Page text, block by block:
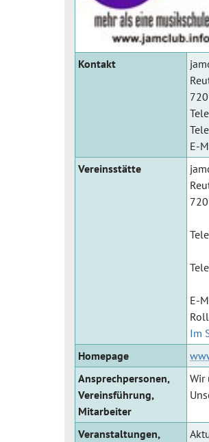
Kontakt
E-
Vereinsstätte
E-
Im
Homepage
Ansprechpersonen,
Vereinsführung,
Mitarbeiter
Wir
Veranstaltungen,